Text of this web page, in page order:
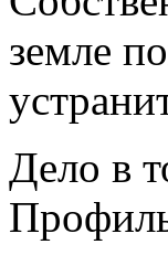
земле
Дело в